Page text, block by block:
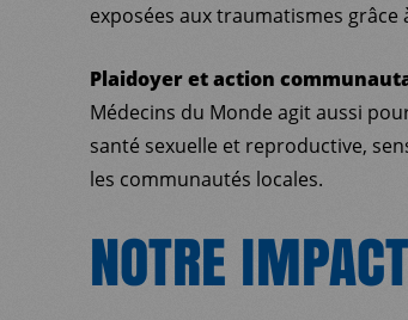
exposées aux traumatismes
Plaidoyer et action
Médecins du Monde agit aussi
santé sexuelle et reproductive,
les communautés locales.
NOTRE